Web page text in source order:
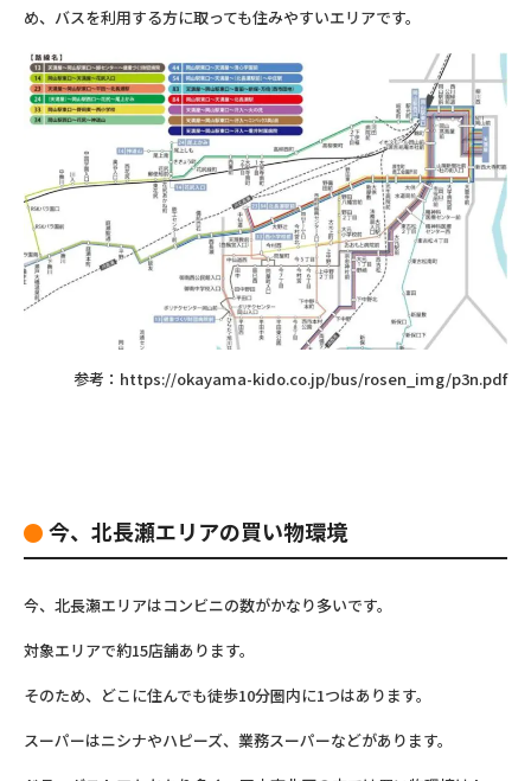
め、バスを利用する方に取っても住みやすいエリアです。
参考：https://okayama-kido.co.jp/bus/rosen_img/p3n.pdf
今、北長瀬エリアの買い物環境
今、北長瀬エリアはコンビニの数がかなり多いです。
対象エリアで約15店舗あります。
そのため、どこに住んでも徒歩10分圏内に1つはあります。
スーパーはニシナやハピーズ、業務スーパーなどがあります。